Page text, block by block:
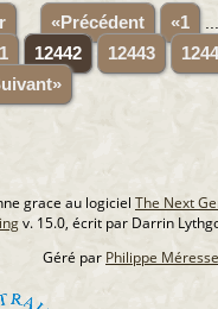
«Précédent «1
12442 12443
grace au logiciel The Next
v. 15.0, écrit par Darrin
Géré par Philippe Méresse